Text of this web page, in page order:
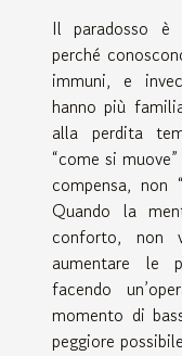
Il paradosso è
perché
immuni, e
hanno più
alla perdita
“come si
compensa, non
Quando la
conforto, non
aumentare le
facendo
momento di
peggiore